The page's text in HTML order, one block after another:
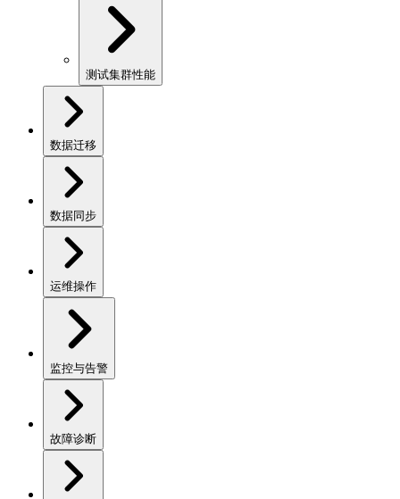
测试集群性能
数据迁移
数据同步
运维操作
监控与告警
故障诊断